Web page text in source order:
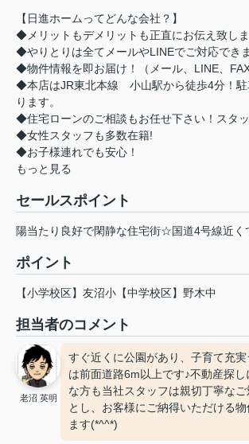
【日進ホームってどんな会社？】
◆メリットもデメリットも正直にお伝え致しま
◆やりとりは全てメールやLINEでご対応できま
◆物件情報を即お届け！（メール、LINE、FAX
◆本店はJR東北本線 小山駅から徒歩4分！駐
ります。
◆住宅ローンのご相談もお任せ下さい！スタッ
◆女性スタッフも多数在籍!
◆お子様連れでも安心！
もっと見る
セールスポイント
陽当たり良好で閑静な住宅街☆国道4号線近く
ポイント
【小学校区】友沼小【中学校区】野木中
担当者のコメント
老沼 英明
すぐ近くに公園があり、子育て充
は前面道路6m以上です♪不動産探
な方も当社スタッフは親切丁寧な
とし、お客様にご納得いただける
ます(*^^*)